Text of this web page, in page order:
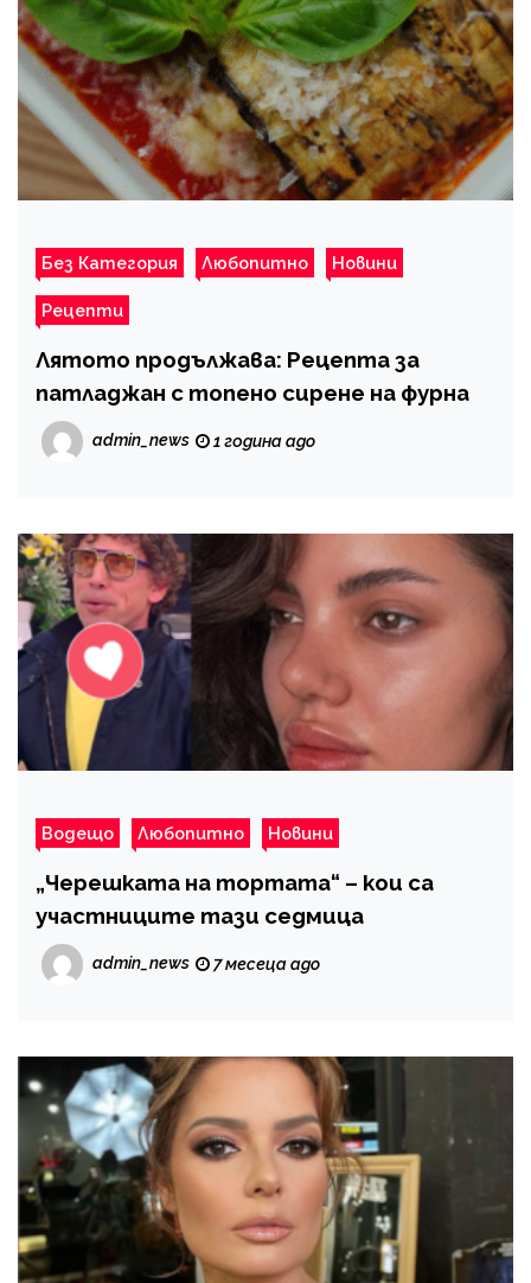
Без Категория Любопитно Новини
Рецепти
Лятото продължава: Рецепта за
патладжан с топено сирене на фурна
admin_news 1 година ago
Водещо Любопитно Новини
„Черешката на тортата“ – кои са
участниците тази седмица
admin_news 7 месеца ago